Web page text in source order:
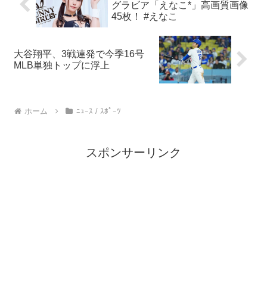
グラビア「えなこ*」高画質画像
45枚！ #えなこ
大谷翔平、3戦連発で今季16号
MLB単独トップに浮上
ホーム ﾆｭｰｽ / ｽﾎﾟｰﾂ
スポンサーリンク